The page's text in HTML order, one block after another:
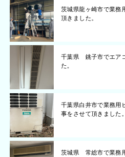
茨城県龍ヶ崎市で業務
頂きました。
千葉県 銚子市でエア
た。
千葉県白井市で業務用
事をさせて頂きました。
茨城県 常総市で業務